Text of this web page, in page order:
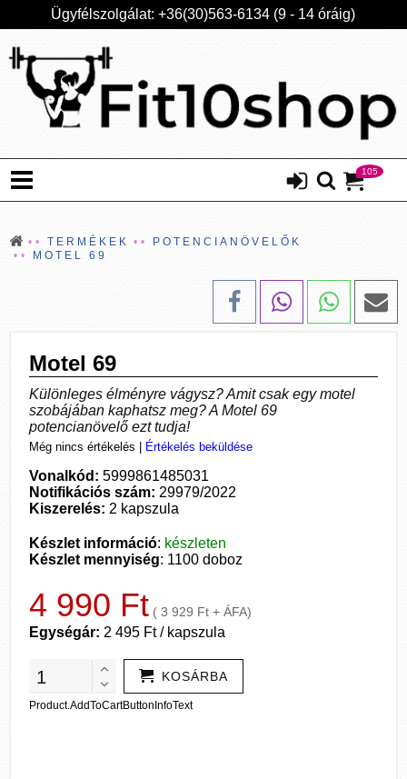
Ügyfélszolgálat: +36(30)563-6134 (9 - 14 óráig)
105
TERMÉKEK
POTENCIANÖVELŐK
MOTEL 69
Motel 69
Különleges élményre vágysz? Amit csak egy motel
szobájában kaphatsz meg? A Motel 69
potencianövelő ezt tudja!
Még nincs értékelés Értékelés beküldése
Vonalkód: 5999861485031
Notifikációs szám: 29979/2022
Kiszerelés: 2 kapszula
Készlet információ: készleten
Készlet mennyiség: 1100 doboz
4 990 Ft ( 3 929 Ft + ÁFA)
Egységár: 2 495 Ft / kapszula
KOSÁRBA
Product.AddToCartButtonInfoText